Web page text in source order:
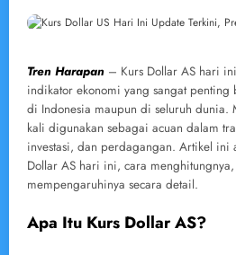
Tren Harapan – Kurs Dollar AS hari
indikator ekonomi yang sangat
di Indonesia maupun di seluruh dunia.
kali digunakan sebagai acuan dalam
investasi, dan perdagangan. Artikel ini
Dollar AS hari ini, cara
mempengaruhinya secara detail.
Apa Itu Kurs Dollar AS?